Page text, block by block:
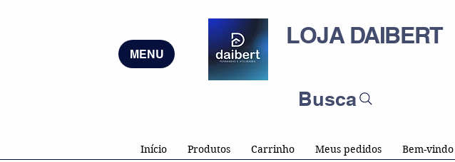
MENU
LOJA DAIBERT
Busca
Início Produtos Carrinho Meus pedidos Bem-vindo